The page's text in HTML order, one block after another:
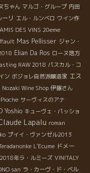
ちゃん マルゴ・グループ 内田
ーリ エル・ルンベロ ワイン作
DES VINS 20eme
Mas Pellisser ジャン・
Elian Da Ros ローヌ地方
RAW 2018 パスカル・コ
ン ボジョレ自然派醸造家 エス
Nozaki Wine Shop 伊藤さん
サーヴィスのアナ
Yoshio キューヴェ・パッショ
Lapalu roman
プイイ・ヴァンゼル2013
L'Ecume ドメー
2018年ラ・ルミーズ VINITALY
san ラ・カーヴ・ド・ベル